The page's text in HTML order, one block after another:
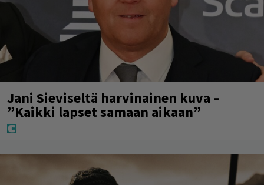
Jani Sieviseltä harvinainen kuva –
”Kaikki lapset samaan aikaan”